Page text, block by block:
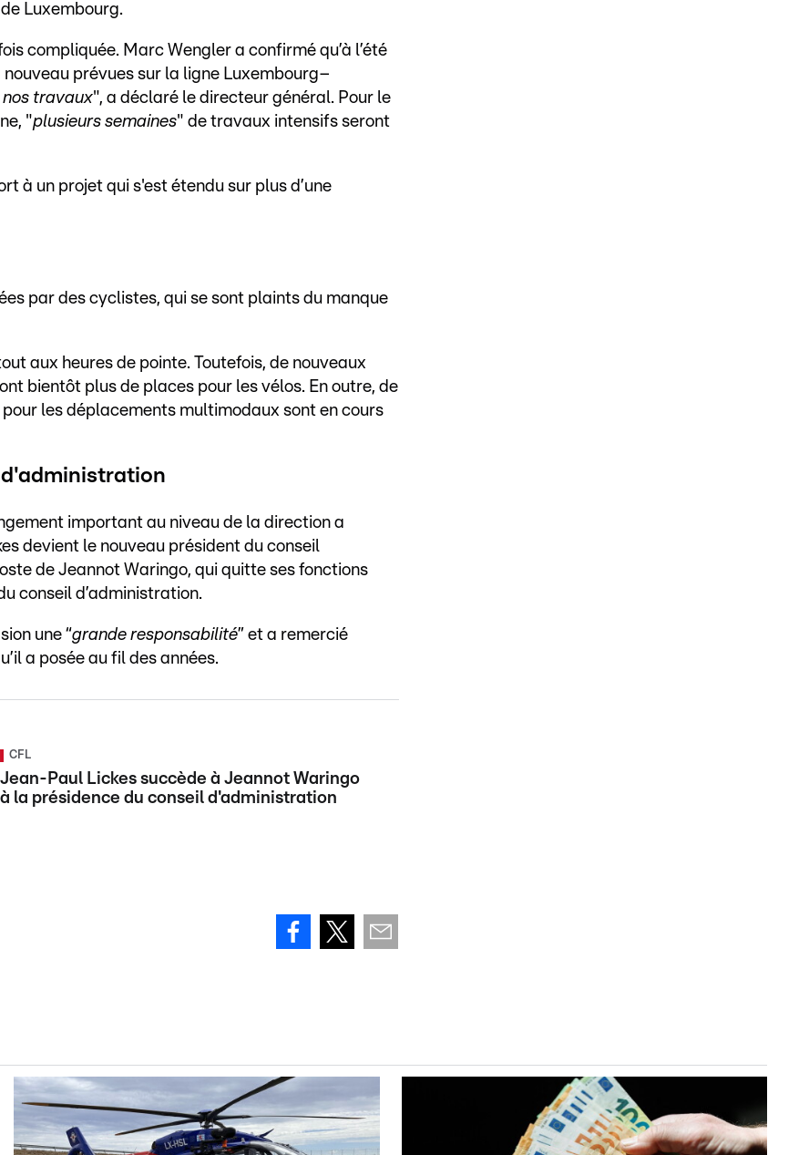
Luxembourg.
compliquée. Marc Wengler a confirmé qu’à l’été
prévues sur la ligne Luxembourg–
nos travaux", a déclaré le directeur général. Pour le
"plusieurs semaines" de travaux intensifs seront
à un projet qui s'est étendu sur plus d’une
par des cyclistes, qui se sont plaints du manque
aux heures de pointe. Toutefois, de nouveaux
bientôt plus de places pour les vélos. En outre, de
les déplacements multimodaux sont en cours
important au niveau de la direction a
devient le nouveau président du conseil
de Jeannot Waringo, qui quitte ses fonctions
conseil d’administration.
une “grande responsabilité” et a remercié
a posée au fil des années.
CFL
Jean-Paul Lickes succède à Jeannot Waringo
à la présidence du conseil d'administration